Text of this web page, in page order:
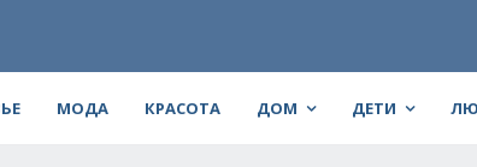
МОДА КРАСОТА ДОМ ДЕТИ